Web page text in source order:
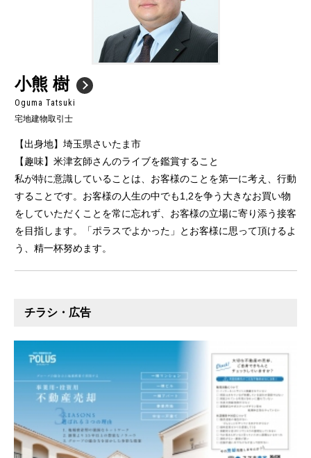
小熊 樹
Oguma Tatsuki
宅地建物取引士
【出身地】埼玉県さいたま市
【趣味】米津玄師さんのライブを鑑賞すること
私が特に意識していることは、お客様のことを第一に考え、行動
することです。お客様の人生の中でも1,2を争う大きなお買い物
をしていただくことを常に忘れず、お客様の立場に寄り添う接客
を目指します。「ポラスでよかった」とお客様に思って頂けるよ
う、精一杯努めます。
チラシ・広告